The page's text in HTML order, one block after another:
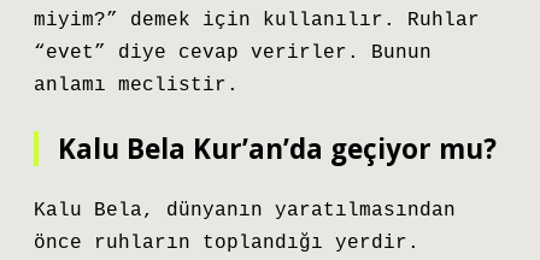
miyim?” demek için kullanılır. Ruhlar
“evet” diye cevap verirler. Bunun
anlamı meclistir.
Kalu Bela Kur’an’da geçiyor mu?
Kalu Bela, dünyanın yaratılmasından
önce ruhların toplandığı yerdir.